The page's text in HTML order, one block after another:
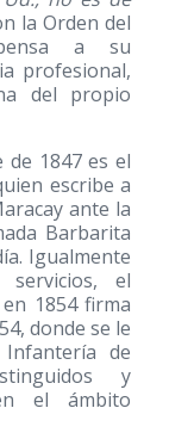
la Orden del
a su
profesional,
del propio
de 1847 es el
escribe a
ante la
Barbarita
Igualmente
el
1854 firma
donde se le
de
y
el ámbito